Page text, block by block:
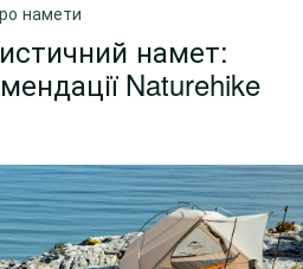
намети
намет:
Naturehike